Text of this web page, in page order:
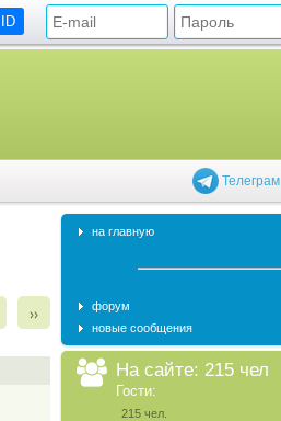
Телеграм
››
на главную
форум
новые сообщения
На сайте: 215 чел
Гости:
215 чел.